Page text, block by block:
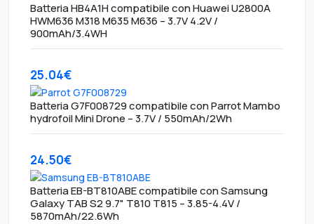
Batteria HB4A1H compatibile con Huawei U2800A
HWM636 M318 M635 M636 – 3.7V 4.2V /
900mAh/3.4WH
25.04€
Batteria G7F008729 compatibile con Parrot Mambo
hydrofoil Mini Drone – 3.7V / 550mAh/2Wh
24.50€
Batteria EB-BT810ABE compatibile con Samsung
Galaxy TAB S2 9.7" T810 T815 – 3.85-4.4V /
5870mAh/22.6Wh